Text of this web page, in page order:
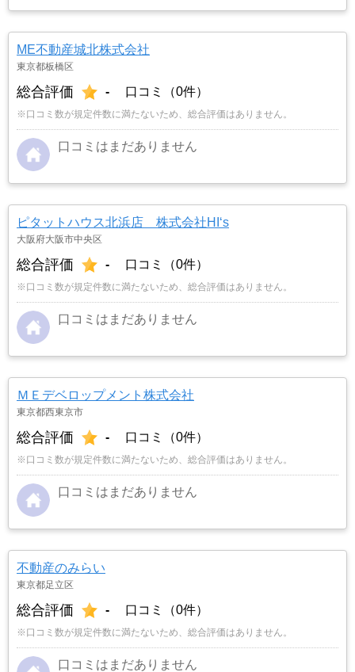
ME不動産城北株式会社
東京都板橋区
総合評価 - 口コミ（0件）
※口コミ数が規定件数に満たないため、総合評価はありません。
口コミはまだありません
ピタットハウス北浜店 株式会社HI‘s
大阪府大阪市中央区
総合評価 - 口コミ（0件）
※口コミ数が規定件数に満たないため、総合評価はありません。
口コミはまだありません
ＭＥデベロップメント株式会社
東京都西東京市
総合評価 - 口コミ（0件）
※口コミ数が規定件数に満たないため、総合評価はありません。
口コミはまだありません
不動産のみらい
東京都足立区
総合評価 - 口コミ（0件）
※口コミ数が規定件数に満たないため、総合評価はありません。
口コミはまだありません